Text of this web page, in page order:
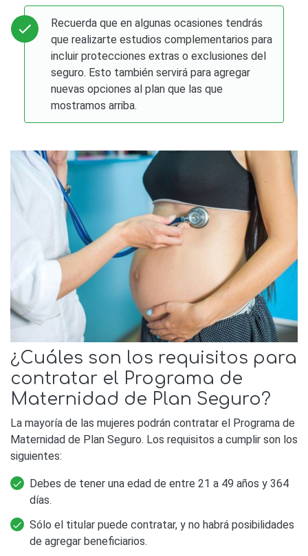
Recuerda que en algunas ocasiones tendrás
que realizarte estudios complementarios para
incluir protecciones extras o exclusiones del
seguro. Esto también servirá para agregar
nuevas opciones al plan que las que
mostramos arriba.
¿Cuáles son los requisitos para
contratar el Programa de
Maternidad de Plan Seguro?
La mayoría de las mujeres podrán contratar el Programa de
Maternidad de Plan Seguro. Los requisitos a cumplir son los
siguientes:
Debes de tener una edad de entre 21 a 49 años y 364
días.
Sólo el titular puede contratar, y no habrá posibilidades
de agregar beneficiarios.